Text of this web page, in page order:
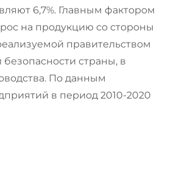
6,7%. Главным фактором
на продукцию со стороны
правительством
страны, в
По данным
в период 2010-2020